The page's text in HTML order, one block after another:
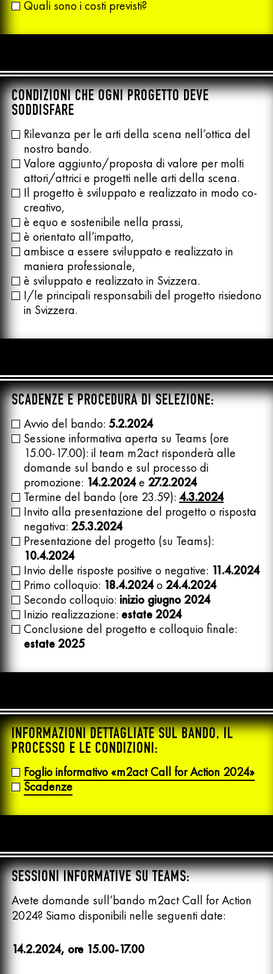
Quali sono i costi previsti?
CONDIZIONI CHE OGNI PROGETTO DEVE
SODDISFARE
Rilevanza per le arti della scena nell’ottica del
nostro bando.
Valore aggiunto/proposta di valore per molti
attori/attrici e progetti nelle arti della scena.
Il progetto è sviluppato e realizzato in modo co-
creativo,
è equo e sostenibile nella prassi,
è orientato all’impatto,
ambisce a essere sviluppato e realizzato in
maniera professionale,
è sviluppato e realizzato in Svizzera.
I/le principali responsabili del progetto risiedono
in Svizzera.
SCADENZE E PROCEDURA DI SELEZIONE:
Avvio del bando: 5.2.2024
Sessione informativa aperta su Teams (ore
15.00-17.00): il team m2act risponderà alle
domande sul bando e sul processo di
promozione: 14.2.2024e 27.2.2024
Termine del bando (ore 23.59): 4.3.2024
Invito alla presentazione del progetto o risposta
negativa: 25.3.2024
Presentazione del progetto (su Teams):
10.4.2024
Invio delle risposte positive o negative: 11.4.2024
Primo colloquio: 18.4.2024o24.4.2024
Secondo colloquio: inizio giugno 2024
Inizio realizzazione: estate 2024
Conclusione del progetto e colloquio finale:
estate 2025
INFORMAZIONI DETTAGLIATE SUL BANDO, IL
PROCESSO E LE CONDIZIONI:
Foglio informativo «m2act Call for Action 2024»
Scadenze
SESSIONI INFORMATIVE SU TEAMS:
Avete domande sull’bando m2act Call for Action
2024? Siamo disponibili nelle seguenti date:
14.2.2024, ore 15.00-17.00